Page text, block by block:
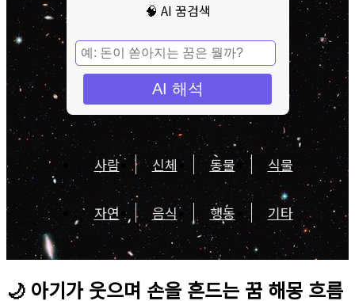
🧠 AI 꿈검색
AI 해석
사람 신체 동물 식물
자연 음식 행동 기타
🌙 아기가 웃으며 손을 흔드는 꿈 해몽 흐름